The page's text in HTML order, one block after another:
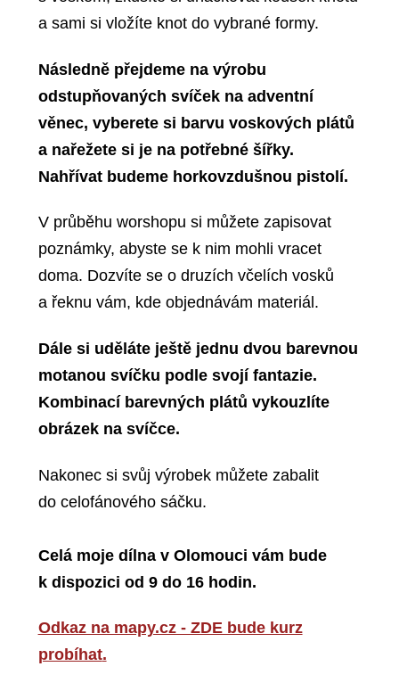
a sami si vložíte knot do vybrané formy.
Následně přejdeme na výrobu
odstupňovaných svíček na adventní
věnec, vyberete si barvu voskových plátů
a nařežete si je na potřebné šířky.
Nahřívat budeme horkovzdušnou pistolí.
V průběhu worshopu si můžete zapisovat
poznámky, abyste se k nim mohli vracet
doma. Dozvíte se o druzích včelích vosků
a řeknu vám, kde objednávám materiál.
Dále si uděláte ještě jednu dvou barevnou
motanou svíčku podle svojí fantazie.
Kombinací barevných plátů vykouzlíte
obrázek na svíčce.
Nakonec si svůj výrobek můžete zabalit
do celofánového sáčku.
Celá moje dílna v Olomouci vám bude
k dispozici od 9 do 16 hodin.
Odkaz na mapy.cz - ZDE bude kurz
probíhat.